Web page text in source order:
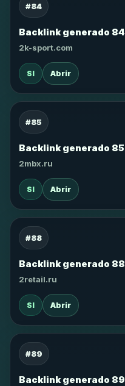
#84
Backlink generado 84
2k-sport.com
SI Abrir
#85
Backlink generado 85
2mbx.ru
SI Abrir
#88
Backlink generado 88
2retail.ru
SI Abrir
#89
Backlink generado 89